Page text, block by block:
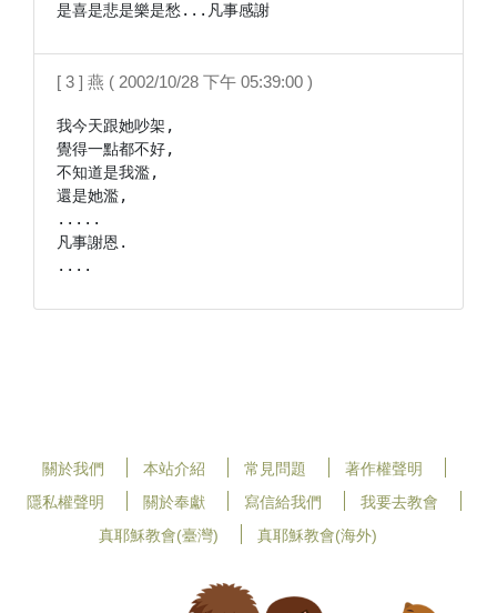
是喜是悲是樂是愁...凡事感謝
[ 3 ] 燕 ( 2002/10/28 下午 05:39:00 )
我今天跟她吵架,
覺得一點都不好,
不知道是我濫,
還是她濫,
.....
凡事謝恩.
關於我們 本站介紹 常見問題
著作權聲明
隱私權聲明
關於奉獻 寫信給我們
我要去教會
真耶穌教會(臺灣)
真耶穌教會(海外)